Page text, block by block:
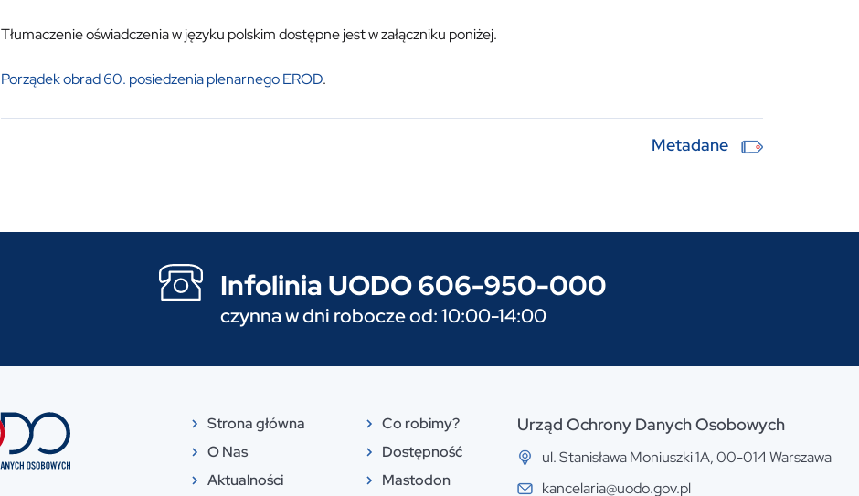
Tłumaczenie oświadczenia w języku polskim dostępne jest w załączniku poniżej.
Porządek obrad 60. posiedzenia plenarnego EROD.
Metadane
Infolinia UODO 606-950-000
czynna w dni robocze od: 10:00-14:00
Strona główna
O Nas
Aktualności
Co robimy?
Dostępność
Mastodon
Urząd Ochrony Danych Osobowych
ul. Stanisława Moniuszki 1A, 00-014 Warszawa
kancelaria@uodo.gov.pl